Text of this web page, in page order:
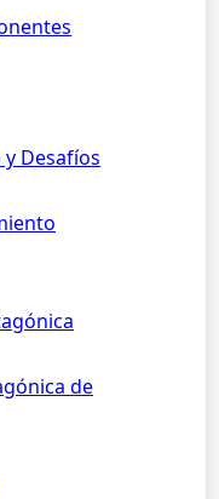
Desafíos
de